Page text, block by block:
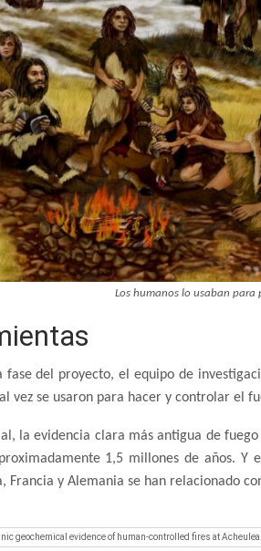
Los humanos lo usaban para
fase del proyecto, el equipo de
vez se usaron para hacer y controlar el
la evidencia clara más antigua de
1,5 millones de años. Y
Francia y Alemania se han relacionado
geochemical evidence of human-controlled fires at